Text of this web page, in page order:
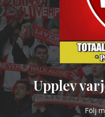
Upplev
Följ